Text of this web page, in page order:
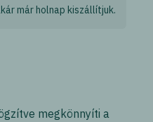
már holnap kiszállítjuk.
megkönnyíti a